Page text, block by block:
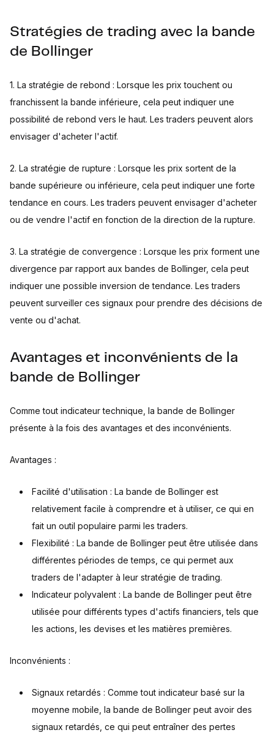
Stratégies de trading avec la bande
de Bollinger
1. La stratégie de rebond : Lorsque les prix touchent ou
franchissent la bande inférieure, cela peut indiquer une
possibilité de rebond vers le haut. Les traders peuvent alors
envisager d'acheter l'actif.
2. La stratégie de rupture : Lorsque les prix sortent de la
bande supérieure ou inférieure, cela peut indiquer une forte
tendance en cours. Les traders peuvent envisager d'acheter
ou de vendre l'actif en fonction de la direction de la rupture.
3. La stratégie de convergence : Lorsque les prix forment une
divergence par rapport aux bandes de Bollinger, cela peut
indiquer une possible inversion de tendance. Les traders
peuvent surveiller ces signaux pour prendre des décisions de
vente ou d'achat.
Avantages et inconvénients de la
bande de Bollinger
Comme tout indicateur technique, la bande de Bollinger
présente à la fois des avantages et des inconvénients.
Avantages :
Facilité d'utilisation : La bande de Bollinger est
relativement facile à comprendre et à utiliser, ce qui en
fait un outil populaire parmi les traders.
Flexibilité : La bande de Bollinger peut être utilisée dans
différentes périodes de temps, ce qui permet aux
traders de l'adapter à leur stratégie de trading.
Indicateur polyvalent : La bande de Bollinger peut être
utilisée pour différents types d'actifs financiers, tels que
les actions, les devises et les matières premières.
Inconvénients :
Signaux retardés : Comme tout indicateur basé sur la
moyenne mobile, la bande de Bollinger peut avoir des
signaux retardés, ce qui peut entraîner des pertes